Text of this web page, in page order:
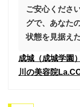
ご安心くださ
グで、あなた
状態を見据え
成城（成城学園
川の美容院